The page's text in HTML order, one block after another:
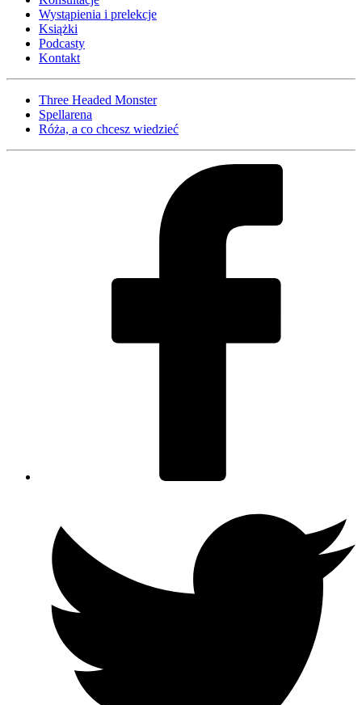
Wystąpienia i prelekcje
Książki
Podcasty
Kontakt
Three Headed Monster
Spellarena
Róża, a co chcesz wiedzieć